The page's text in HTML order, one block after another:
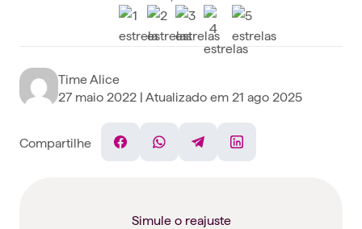
Time Alice
27 maio 2022 | Atualizado em 21 ago 2025
Compartilhe
FacebookWhatsAppTelegramLinkedin
Simule o reajuste